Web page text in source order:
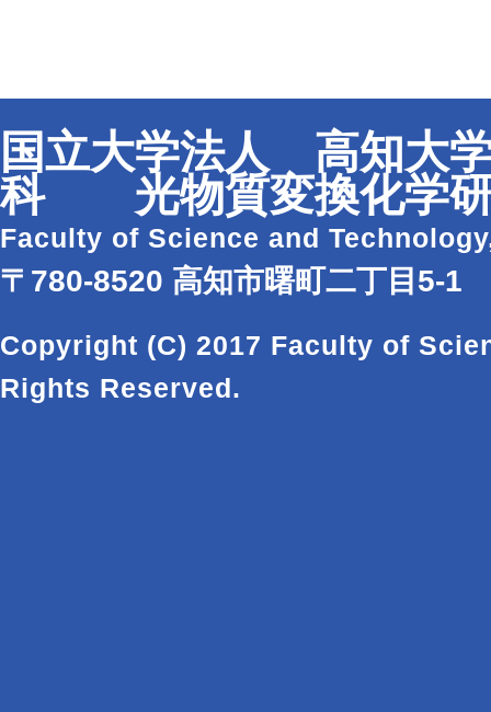
国立大学法人 高知大
科 光物質変換化学研
Faculty of Science and
〒780-8520 高知市曙町二丁目5-1
Copyright (C) 2017 Faculty of
Rights Reserved.